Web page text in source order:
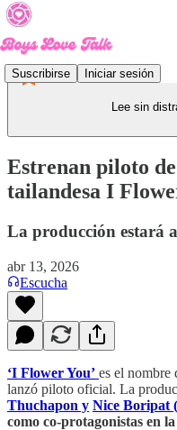
Suscribirse Iniciar sesión
Lee sin
Estrenan piloto
tailandesa I
La producción estará
abr 13, 2026
Escucha
‘I Flower You’ es el nombre
lanzó piloto oficial. La
Thuchapon y Nice Boripat
como co-protagonistas en